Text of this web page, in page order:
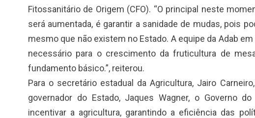
Fitossanitário de Origem (CFO). “O principal neste
será aumentada, é garantir a sanidade de mudas, pois
mesmo que não existem no Estado. A equipe da Adab
necessário para o crescimento da fruticultura de
fundamento básico.”, reiterou.
Para o secretário estadual da Agricultura, Jairo
governador do Estado, Jaques Wagner, o Governo
incentivar a agricultura, garantindo a eficiência das